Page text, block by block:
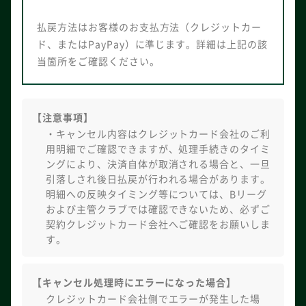
払戻方法はお客様のお支払方法（クレジットカー
ド、またはPayPay）に準じます。詳細は上記の該
当箇所をご確認ください。
【注意事項】
・キャンセル内容はクレジットカード会社のご利
用明細でご確認できますが、処理手続きのタイミ
ングにより、決済自体が取消される場合と、一旦
引落しされ後日払戻が行われる場合があります。
明細への反映タイミング等については、Bリーグ
および主管クラブでは確認できないため、必ずご
契約クレジットカード会社へご確認をお願いしま
す。
【キャンセル処理時にエラーになった場合】
クレジットカード会社側でエラーが発生した場